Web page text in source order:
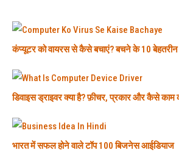
कंप्यूटर को वायरस से कैसे बचाएं? बचने के 10 बेहतरीन
डिवाइस ड्राइवर क्या है? फ़ीचर, प्रकार और कैसे काम
भारत में सफल होने वाले टॉप 100 बिजनेस आईडियाज